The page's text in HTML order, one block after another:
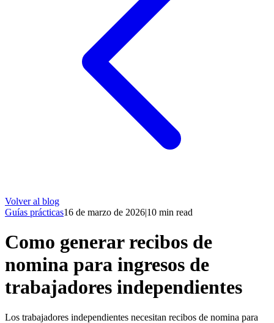
Volver al blog
Guías prácticas16 de marzo de 2026|10 min read
Como generar recibos de
nomina para ingresos de
trabajadores independientes
Los trabajadores independientes necesitan recibos de nomina para